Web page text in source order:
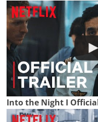
Into the Night I